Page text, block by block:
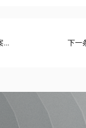
... 下一